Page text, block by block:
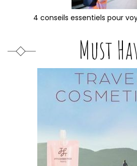
4 conseils essentiels pour
Must